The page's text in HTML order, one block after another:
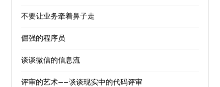
不要让业务牵着鼻子走
倔强的程序员
谈谈微信的信息流
评审的艺术——谈谈现实中的代码评审